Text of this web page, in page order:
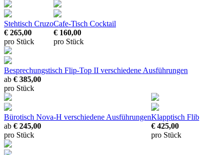
Stehtisch Cruzo
€ 265,00
pro Stück
Cafe-Tisch Cocktail
€ 160,00
pro Stück
Besprechungstisch Flip-Top II verschiedene Ausführungen
ab € 385,00
pro Stück
Bürotisch Nova-H verschiedene Ausführungen
ab € 245,00
pro Stück
Klapptisch Flib
€ 425,00
pro Stück